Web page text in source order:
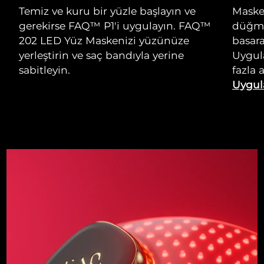
Temiz ve kuru bir yüzle başlayın ve
gerekirse FAQ™ P1'i uygulayın. FAQ™
202 LED Yüz Maskenizi yüzünüze
yerleştirin ve saç bandıyla yerine
sabitleyin.
fazla